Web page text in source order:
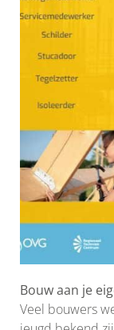
Bouw aan je
Veel bouwers